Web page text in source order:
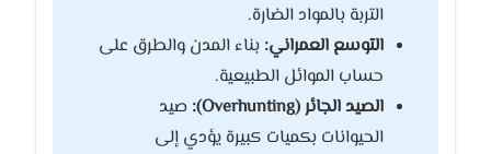
التربة بالمواد الضارة.
التوسع العمراني: بناء المدن والطرق على
حساب الموائل الطبيعية.
الصيد الجائر (Overhunting):
صيد
الحيوانات بكميات كبيرة يؤدي إلى